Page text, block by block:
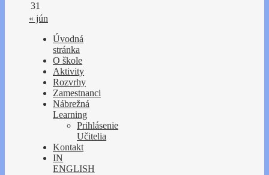
31
« jún
Úvodná
stránka
O škole
Aktivity
Rozvrhy
Zamestnanci
Nábrežná
Learning
Prihlásenie
Učitelia
Kontakt
IN
ENGLISH